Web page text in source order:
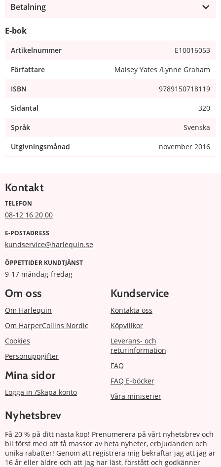
Betalning
E-bok
Artikelnummer E10016053
Författare Maisey Yates /Lynne Graham
ISBN 9789150718119
Sidantal 320
Språk Svenska
Utgivningsmånad november 2016
Kontakt
TELEFON
08-12 16 20 00
E-POSTADRESS
kundservice@harlequin.se
ÖPPETTIDER KUNDTJÄNST
9-17 måndag-fredag
Om oss
Om Harlequin
Om HarperCollins Nordic
Cookies
Personuppgifter
Mina sidor
Logga in /Skapa konto
Kundservice
Kontakta oss
Köpvillkor
Leverans- och
returinformation
FAQ
FAQ E-böcker
Våra miniserier
Nyhetsbrev
Få 20 % på ditt nästa köp! Prenumerera på vårt nyhetsbrev och
bli först med att få massor av heta nyheter, erbjudanden och
unika rabatter! Genom att registrera mig bekräftar jag att jag är
16 år eller äldre och att jag har läst, förstått och godkänner